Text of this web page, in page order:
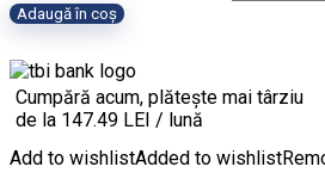
Adaugă în coș
Cumpără acum, plătește mai târziu
de la 147.49 LEI / lună
Add to wishlistAdded to wishlist